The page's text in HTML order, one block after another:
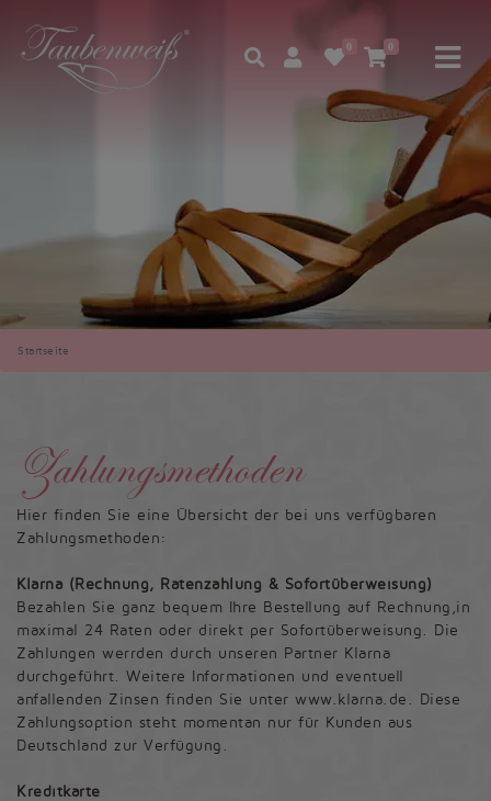
0 0
Startseite
Zahlungsmethoden
Hier finden Sie eine Übersicht der bei uns verfügbaren
Zahlungsmethoden:
Klarna (Rechnung, Ratenzahlung & Sofortüberweisung)
Bezahlen Sie ganz bequem Ihre Bestellung auf Rechnung,in
maximal 24 Raten oder direkt per Sofortüberweisung. Die
Zahlungen werrden durch unseren Partner Klarna
durchgeführt. Weitere Informationen und eventuell
anfallenden Zinsen finden Sie unter www.klarna.de. Diese
Zahlungsoption steht momentan nur für Kunden aus
Deutschland zur Verfügung.
Kreditkarte